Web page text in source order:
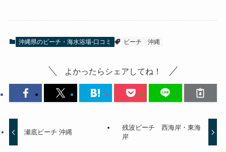
沖縄県のビーチ・海水浴場-口コミ ビーチ 沖縄
よかったらシェアしてね！
瀬底ビーチ 沖縄
残波ビーチ 西海岸・東海
岸